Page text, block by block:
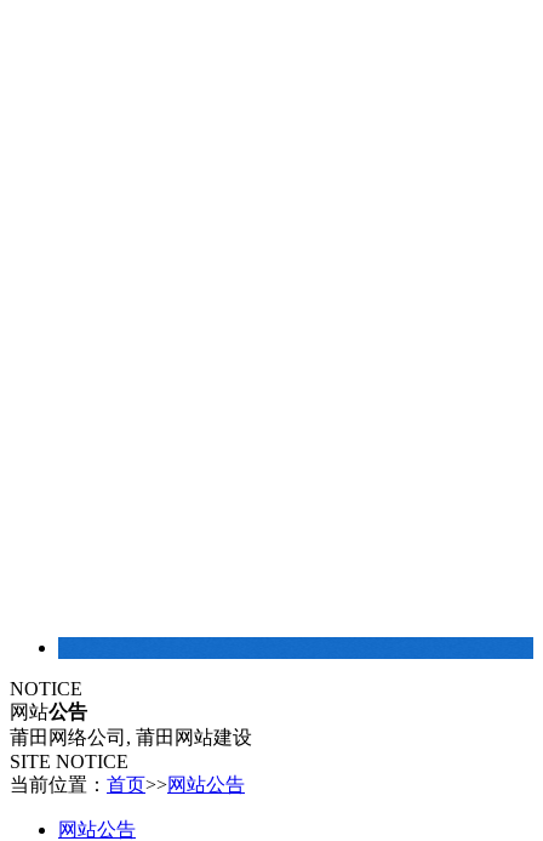
NOTICE
网站公告
莆田网络公司, 莆田网站建设
SITE NOTICE
当前位置： 首页>>网站公告
网站公告